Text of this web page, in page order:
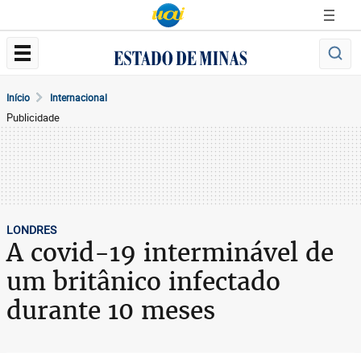
Início Internacional
Publicidade
LONDRES
A covid-19 interminável de
um britânico infectado
durante 10 meses